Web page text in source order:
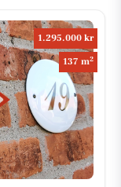
1.295.000 kr
137 m2